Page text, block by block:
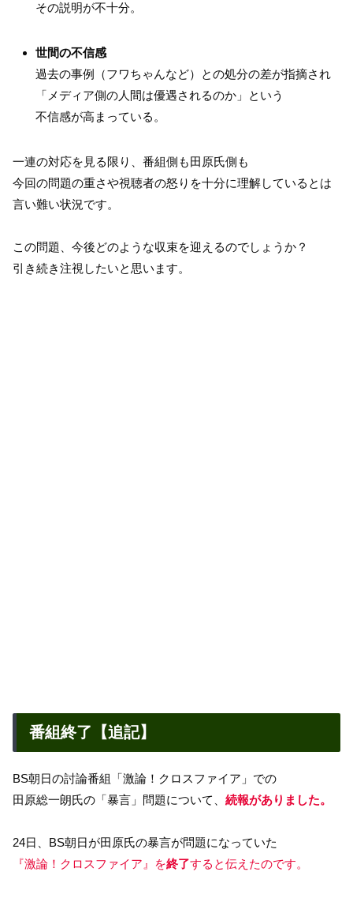
その説明が不十分。
世間の不信感
過去の事例（フワちゃんなど）との処分の差が指摘され
「メディア側の人間は優遇されるのか」という
不信感が高まっている。
一連の対応を見る限り、番組側も田原氏側も
今回の問題の重さや視聴者の怒りを十分に理解しているとは
言い難い状況です。
この問題、今後どのような収束を迎えるのでしょうか？
引き続き注視したいと思います。
番組終了【追記】
BS朝日の討論番組「激論！クロスファイア」での
田原総一朗氏の「暴言」問題について、 続報がありました。
24日、BS朝日が田原氏の暴言が問題になっていた
『激論！クロスファイア』を終了すると伝えたのです。